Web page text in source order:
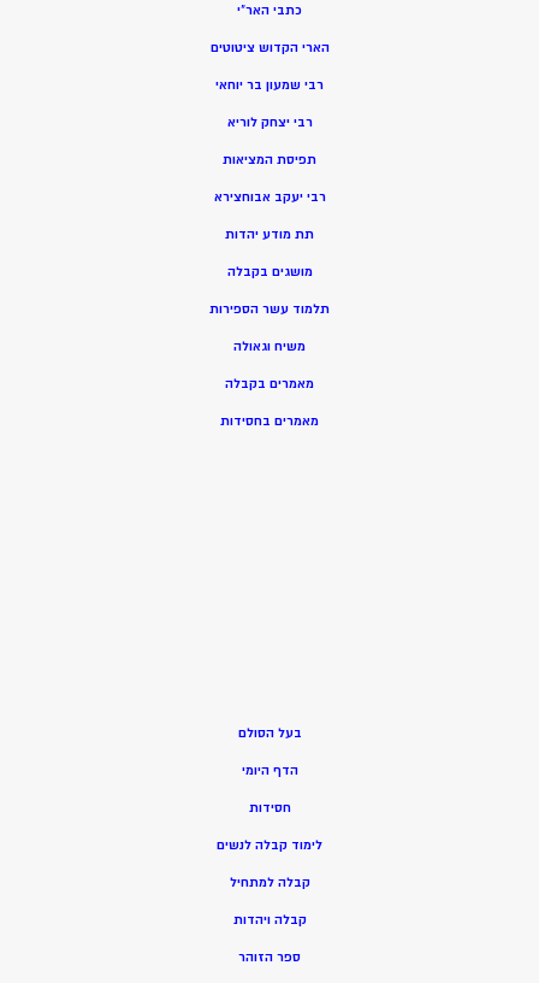
כתבי האר”י
הארי הקדוש ציטוטים
רבי שמעון בר יוחאי
רבי יצחק לוריא
תפיסת המציאות
רבי יעקב אבוחצירא
תת מודע יהדות
מושגים בקבלה
תלמוד עשר הספירות
משיח וגאולה
מאמרים בקבלה
מאמרים בחסידות
בעל הסולם
הדף היומי
חסידות
לימוד קבלה לנשים
קבלה למתחיל
קבלה ויהדות
ספר הזוהר